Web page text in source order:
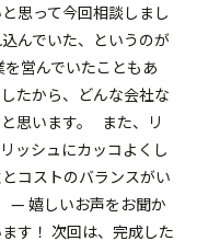
思って今回相談しまし
んでいた、というのが
営んでいたこともあ
たから、どんな会社な
思います。 また、リ
ッシュにカッコよくし
コストのバランスがい
— 嬉しいお声をお聞か
す！ 次回は、完成した